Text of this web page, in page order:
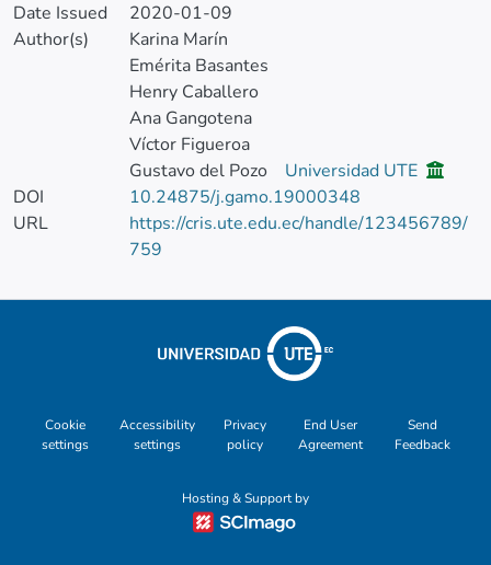
Date Issued
2020-01-09
Author(s)
Karina Marín
Emérita Basantes
Henry Caballero
Ana Gangotena
Víctor Figueroa
Gustavo del Pozo
Universidad UTE
DOI
10.24875/j.gamo.19000348
URL
https://cris.ute.edu.ec/handle/123456789/
759
Cookie
settings
Accessibility
settings
Privacy
policy
End User
Agreement
Send
Feedback
Hosting & Support by